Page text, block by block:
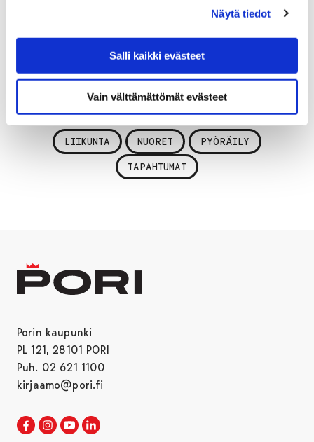
Näytä tiedot
Salli kaikki evästeet
Vain välttämättömät evästeet
nuokka.fi/amazingracepori
LIIKUNTA NUORET PYÖRÄILY
TAPAHTUMAT
Porin kaupunki
PL 121, 28101 PORI
Puh. 02 621 1100
kirjaamo@pori.fi
Porin kaupunki Facebookissa
Avautuu uudessa välilehdessä
Porin kaupunki Instagramissa
Avautuu uudessa välilehdessä
Porin kaupunki Youtubessa
Avautuu uudessa välilehdessä